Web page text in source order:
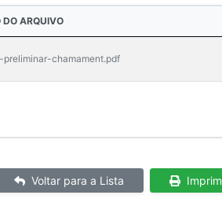
DO ARQUIVO
preliminar-chamament.pdf
Voltar para a Lista